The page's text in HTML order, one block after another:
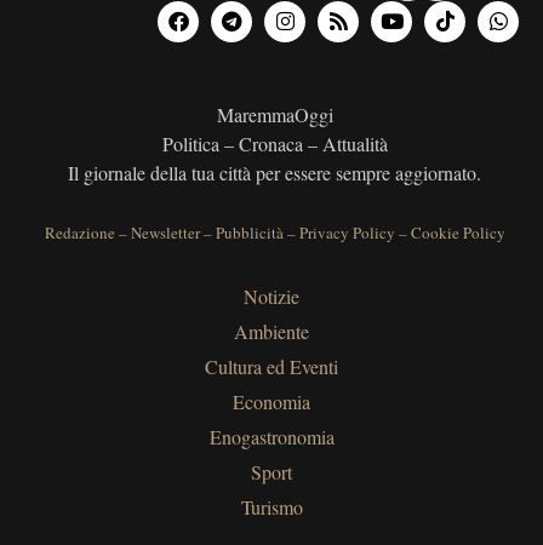
MaremmaOggi
Politica – Cronaca – Attualità
Il giornale della tua città per essere sempre aggiornato.
Redazione –Newsletter–Pubblicità–Privacy Policy –Cookie Policy
Notizie
Ambiente
Cultura ed Eventi
Economia
Enogastronomia
Sport
Turismo